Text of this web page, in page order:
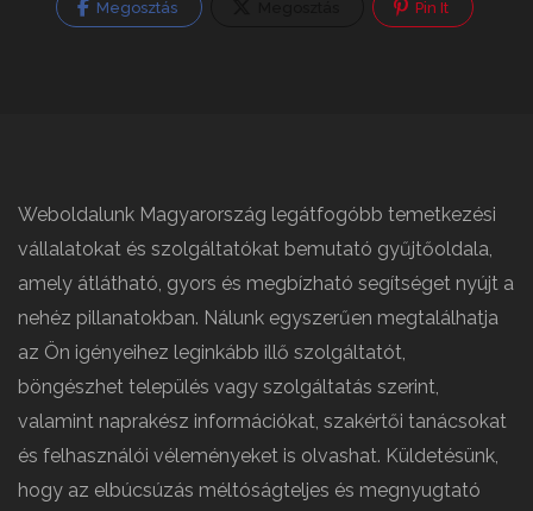
Megosztás Pin It
Weboldalunk Magyarország legátfogóbb temetkezési
vállalatokat és szolgáltatókat bemutató gyűjtőoldala,
amely átlátható, gyors és megbízható segítséget nyújt a
nehéz pillanatokban. Nálunk egyszerűen megtalálhatja
az Ön igényeihez leginkább illő szolgáltatót,
böngészhet település vagy szolgáltatás szerint,
valamint naprakész információkat, szakértői tanácsokat
és felhasználói véleményeket is olvashat. Küldetésünk,
hogy az elbúcsúzás méltóságteljes és megnyugtató